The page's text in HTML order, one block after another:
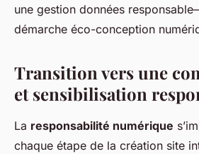
une gestion données
démarche éco-conception
Transition vers une
et sensibilisation
La responsabilité numérique
chaque étape de la création site